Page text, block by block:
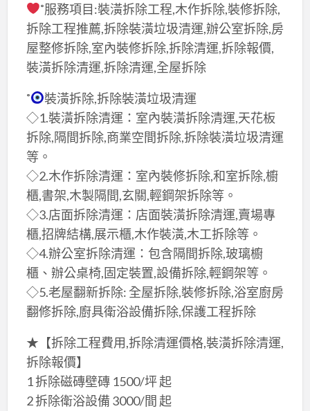
˚服務項目:裝潢拆除工程,木作拆除,裝修拆除,
拆除工程推薦,拆除裝潢垃圾清運,辦公室拆除,房
屋整修拆除,室內裝修拆除,拆除清運,拆除報價,
裝潢拆除清運,拆除清運,全屋拆除
˚
裝潢拆除,拆除裝潢垃圾清運
◇1.裝潢拆除清運：室內裝潢拆除清運,天花板
拆除,隔間拆除,商業空間拆除,拆除裝潢垃圾清運
等。
◇2.木作拆除清運：室內裝修拆除,和室拆除,櫥
櫃,書架,木製隔間,玄關,輕鋼架拆除等。
◇3.店面拆除清運：店面裝潢拆除清運,賣場專
櫃,招牌結構,展示櫃,木作裝潢,木工拆除等。
◇4.辦公室拆除清運：包含隔間拆除,玻璃櫥
櫃、辦公桌椅,固定裝置,設備拆除,輕鋼架等。
◇5.老屋翻新拆除: 全屋拆除,裝修拆除,浴室廚房
翻修拆除,廚具衛浴設備拆除,保護工程拆除
★【拆除工程費用,拆除清運價格,裝潢拆除清運,
拆除報價】
1 拆除磁磚壁磚 1500/坪 起
2 拆除衛浴設備 3000/間 起